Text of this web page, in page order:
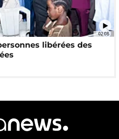
02:08
libérées des